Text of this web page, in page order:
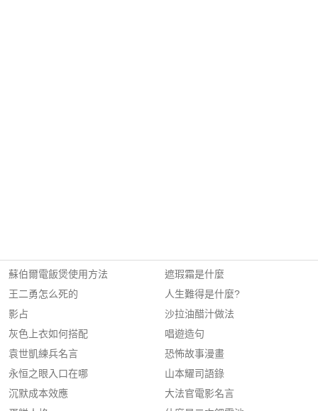
蘇伯爾電飯煲使用方法
王二勇怎么死的
影占
灰色上衣如何搭配
袁世凱練兵名言
永恒之眼入口在哪
沉默成本效應
遮瑕霜是什麼
人生難得是什麼?
沙拉油醋汁做法
唱遊造句
恐怖故事漫畫
山本耀司語錄
大法官電影名言